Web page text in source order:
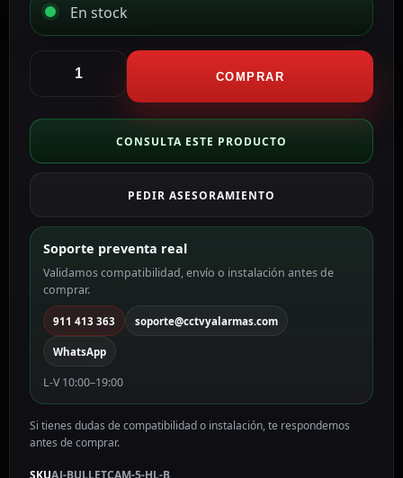
En stock
Cámara
Bullet
Megapixel
Ajax
negro
5
MP,
2.8
mm
AJ-
BULLETCAM-
HL-
B
COMPRAR
CONSULTA ESTE PRODUCTO
PEDIR ASESORAMIENTO
Soporte preventa real
Validamos compatibilidad, envío o instalación antes de
comprar.
911 413 363 soporte@cctvyalarmas.com
WhatsApp
L-V 10:00–19:00
Si tienes dudas de compatibilidad o instalación, te respondemos
antes de comprar.